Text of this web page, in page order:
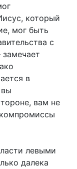
который
мог быть
с
в
вы
вам не
левыми
далека